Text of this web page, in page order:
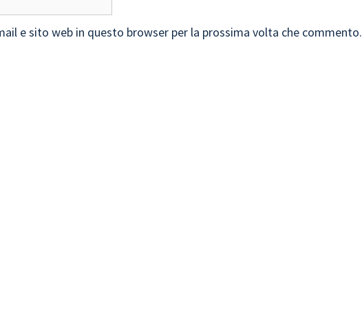
e sito web in questo browser per la prossima volta che commento.